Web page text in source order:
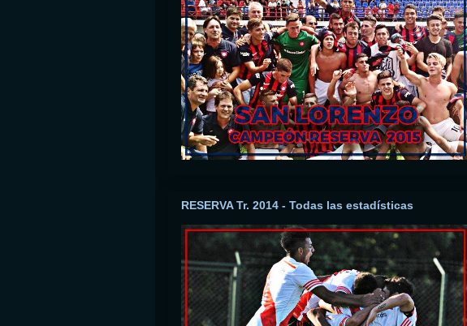
RESERVA Tr. 2014 - Todas las estadísticas